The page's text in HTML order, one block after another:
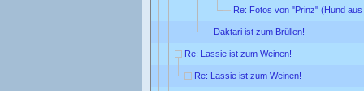
Re: Fotos von "Prinz" (Hund
Daktari ist zum Brüllen!
Re: Lassie ist zum Weinen!
Re: Lassie ist zum Weinen!